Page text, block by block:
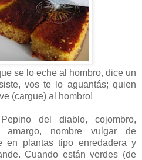
se lo eche al hombro, dice un
vos te lo aguantás; quien
(cargue) al hombro!
del diablo, cojombro,
amargo, nombre vulgar de
en plantas tipo enredadera y
Cuando están verdes (de